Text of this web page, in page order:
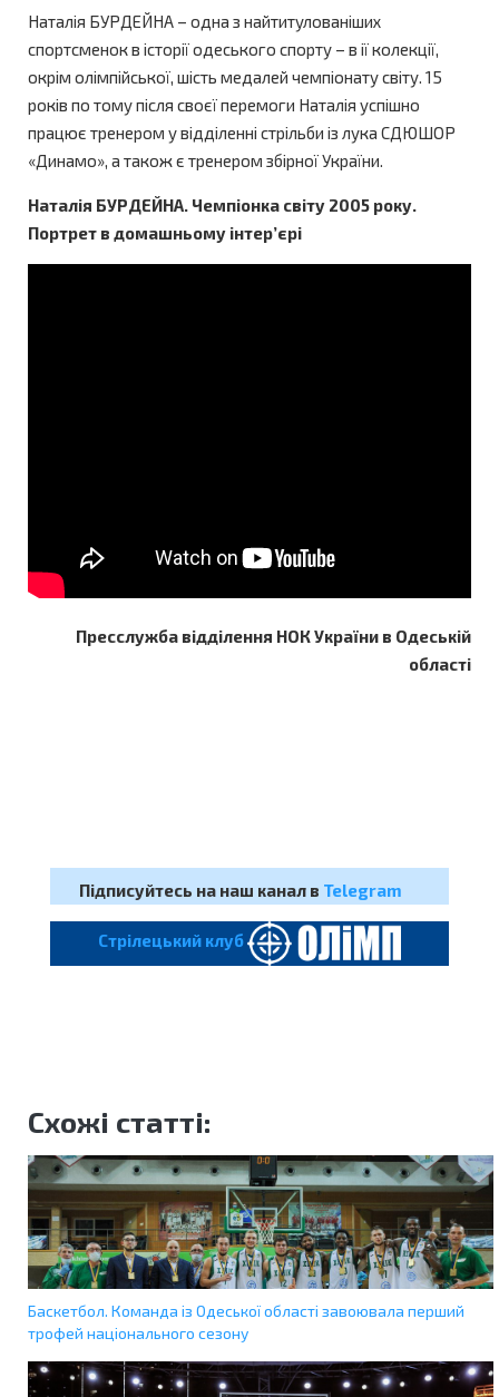
Наталія БУРДЕЙНА – одна з найтитулованіших
спортсменок в історії одеського спорту – в ії колекції,
окрім олімпійської, шість медалей чемпіонату світу. 15
років по тому після своєї перемоги Наталія успішно
працює тренером у відділенні стрільби із лука СДЮШОР
«Динамо», а також є тренером збірної України.
Наталія БУРДЕЙНА. Чемпіонка світу 2005 року.
Портрет в домашньому інтер’єрі
Пресслужба відділення НОК України в Одеській
області
Підписуйтесь на наш канал в Telegram
Cтрілецький клуб
Схожі статті:
Баскетбол. Команда із Одеської області завоювала перший
трофей національного сезону